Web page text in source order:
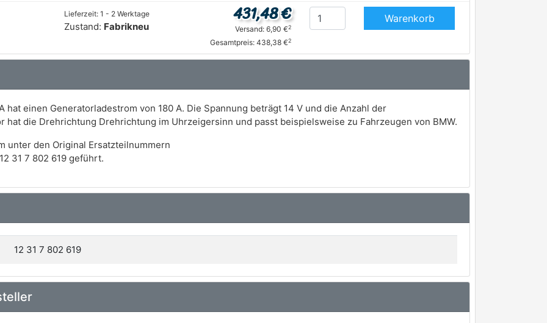
Lieferzeit: 1 - 2 Werktage
Zustand: Fabrikneu
431,48 €
Versand: 6,90 €2
Gesamtpreis: 438,38 €2
Warenkorb
hat einen Generatorladestrom von 180 A. Die Spannung beträgt 14 V und die Anzahl der
hat die Drehrichtung Drehrichtung im Uhrzeigersinn und passt beispielsweise zu Fahrzeugen von BMW.
unter den Original Ersatzteilnummern
31 7 802 619 geführt.
12 31 7 802 619